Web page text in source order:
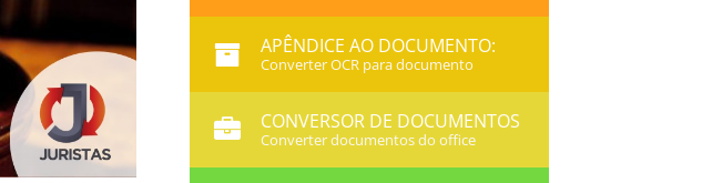
APÊNDICE AO DOCUMENTO:
Converter OCR para documento
CONVERSOR DE DOCUMENTOS
Converter documentos do office